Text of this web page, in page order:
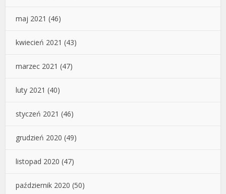
maj 2021 (46)
kwiecień 2021 (43)
marzec 2021 (47)
luty 2021 (40)
styczeń 2021 (46)
grudzień 2020 (49)
listopad 2020 (47)
październik 2020 (50)